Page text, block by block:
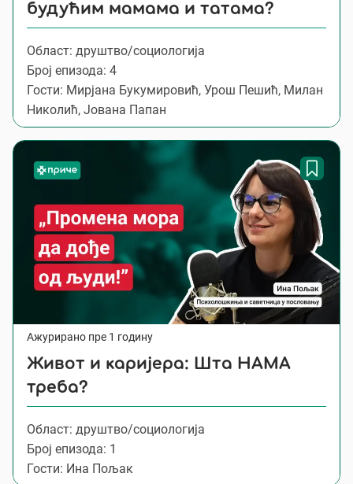
будућим мамама и татама?
Област: друштво/социологија
Број епизода: 4
Гости: Мирјана Букумировић, Урош Пешић, Милан
Николић, Јована Папан
Ажурирано пре 1 годину
Живот и каријера: Шта НАМА
треба?
Област: друштво/социологија
Број епизода: 1
Гости: Ина Пољак